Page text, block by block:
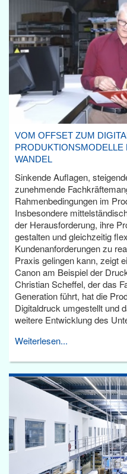
VOM OFFSET ZUM
WANDEL
Sinkende Auflagen,
zunehmende
Rahmenbedingungen im
Insbesondere
der Herausforderung, ihre
gestalten und gleichzeitig
Kundenanforderungen zu
Praxis gelingen kann, zeigt
Canon am Beispiel der
Christian Scheffel, der das
Generation führt, hat die
Digitaldruck umgestellt und
weitere Entwicklung des
Weiterlesen...